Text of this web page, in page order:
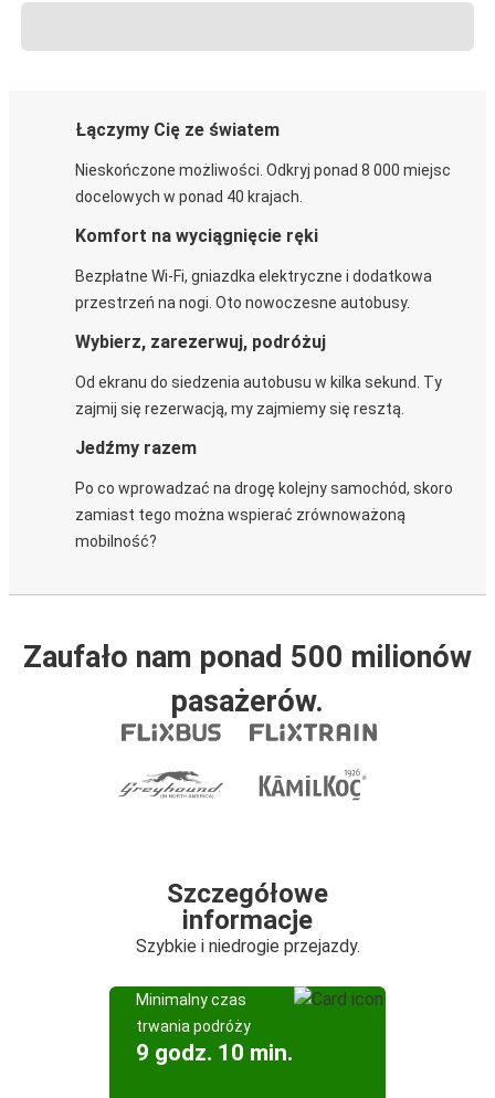
Łączymy Cię ze światem
Nieskończone możliwości. Odkryj ponad 8 000 miejsc
docelowych w ponad 40 krajach.
Komfort na wyciągnięcie ręki
Bezpłatne Wi-Fi, gniazdka elektryczne i dodatkowa
przestrzeń na nogi. Oto nowoczesne autobusy.
Wybierz, zarezerwuj, podróżuj
Od ekranu do siedzenia autobusu w kilka sekund. Ty
zajmij się rezerwacją, my zajmiemy się resztą.
Jedźmy razem
Po co wprowadzać na drogę kolejny samochód, skoro
zamiast tego można wspierać zrównoważoną
mobilność?
Zaufało nam ponad 500 milionów
pasażerów.
Szczegółowe
informacje
Szybkie i niedrogie przejazdy.
Minimalny czas
trwania podróży
9 godz. 10 min.